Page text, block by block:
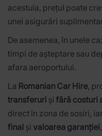
acestuia, prețul poate
unei asigurări
De asemenea, în unele
timpi de așteptare sau
afara aeroportului.
La Romanian Car Hire,
transferuri și fără costuri
direct în zona de sosiri,
final și valoarea garanției